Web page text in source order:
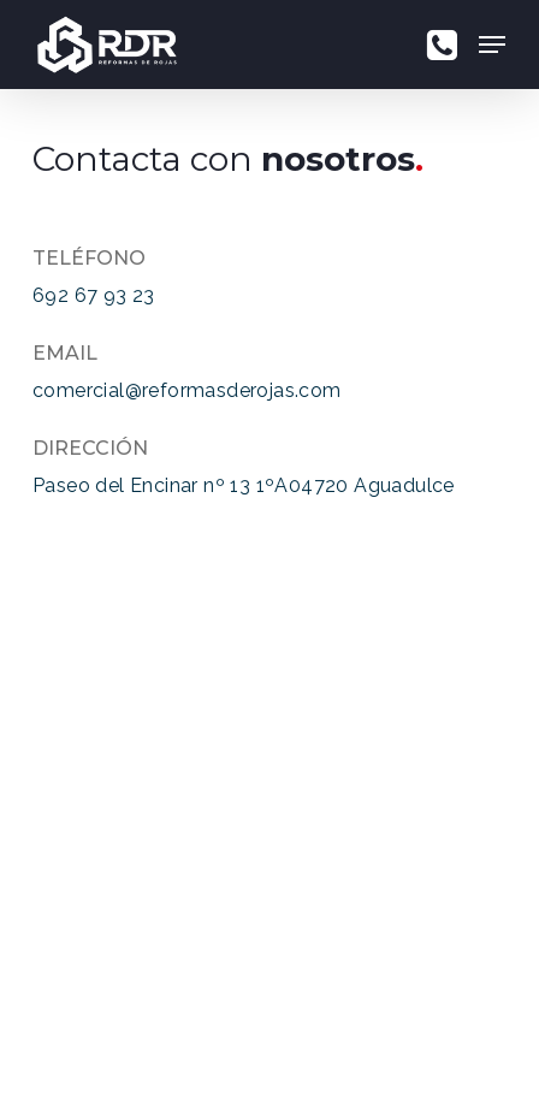
Menu
Contacta con nosotros.
TELÉFONO
692 67 93 23
EMAIL
comercial@reformasderojas.com
DIRECCIÓN
Paseo del Encinar nº 13 1ºA04720 Aguadulce